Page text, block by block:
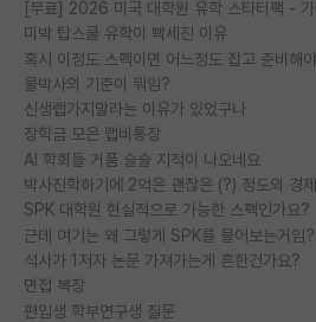
미박 탑스쿨 유학이 빡세진 이유
혹시 이정도 스펙이면 어느정도 잡고 준비해
물박사의 기준이 뭐임?
신생랩가지말라는 이유가 있었구나
장학금 모은 랩비통장
AI 학회들 거품 슬슬 지적이 나오네요
SPK 대학원 현실적으로 가능한 스펙인가요?
근데 여기는 왜 그렇게 SPK를 물어보는거임?
석사가 1저자 논문 가져가는게 흔한건가요?
면접 복장
편입생 학부연구생 질문